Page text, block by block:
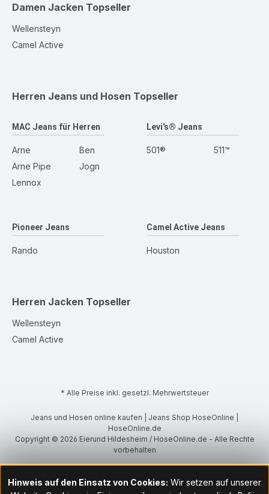
Damen Jacken Topseller
Wellensteyn
Camel Active
Herren Jeans und Hosen Topseller
MAC Jeans für Herren
Arne
Arne Pipe
Lennox
Ben
Jogn
Levi's® Jeans
501® 511™
Pioneer Jeans
Rando
Camel Active Jeans
Houston
Herren Jacken Topseller
Wellensteyn
Camel Active
* Alle Preise inkl. gesetzl. Mehrwertsteuer
Jeans und Hosen online kaufen | Jeans Shop HoseOnline |
HoseOnline.de
Copyright © 2026 Eierund Hildesheim / HoseOnline.de - Alle Rechte
vorbehalten
Hinweis auf den Einsatz von Cookies: Wir setzen auf unserer